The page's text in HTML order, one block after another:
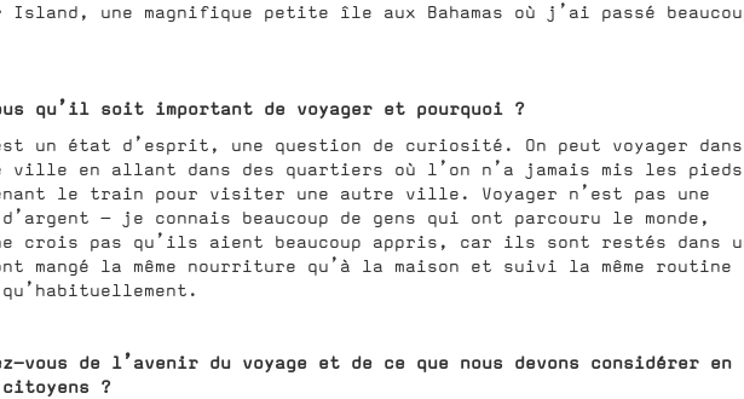
Island, une magnifique petite île aux Bahamas où j’ai passé
qu’il soit important de voyager et pourquoi ?
un état d’esprit, une question de curiosité. On peut voyager dans
ville en allant dans des quartiers où l’on n’a jamais mis les
le train pour visiter une autre ville. Voyager n’est pas une
— je connais beaucoup de gens qui ont parcouru le monde,
crois pas qu’ils aient beaucoup appris, car ils sont restés dans
mangé la même nourriture qu’à la maison et suivi la même routine
vous de l’avenir du voyage et de ce que nous devons considérer en
?